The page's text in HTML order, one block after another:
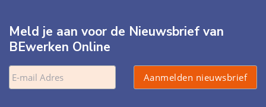
Meld je aan voor de Nieuwsbrief van
BEwerken Online